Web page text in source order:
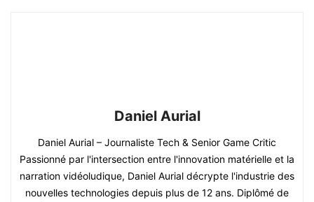
Daniel Aurial
Daniel Aurial – Journaliste Tech & Senior Game Critic
Passionné par l'intersection entre l'innovation matérielle et la
narration vidéoludique, Daniel Aurial décrypte l'industrie des
nouvelles technologies depuis plus de 12 ans. Diplômé de